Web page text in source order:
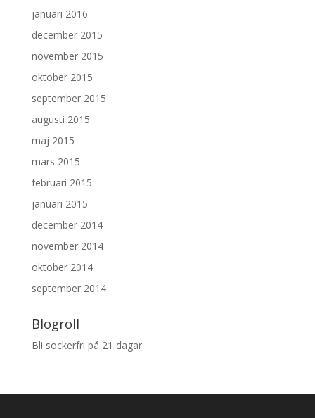
januari 2016
december 2015
november 2015
oktober 2015
september 2015
augusti 2015
maj 2015
mars 2015
februari 2015
januari 2015
december 2014
november 2014
oktober 2014
september 2014
Blogroll
Bli sockerfri på 21 dagar